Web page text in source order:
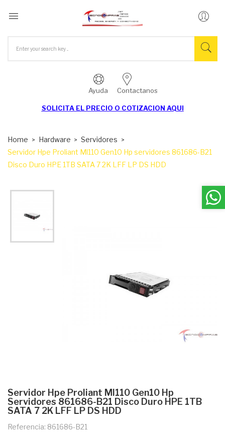

Ayuda Contactanos
SOLICITA EL PRECIO O COTIZACION AQUI
Home Hardware
Servidores
Servidor Hpe Proliant Ml110 Gen10 Hp servidores 861686-B21
Disco Duro HPE 1TB SATA 7 2K LFF LP DS HDD
Servidor Hpe Proliant Ml110 Gen10 Hp
Servidores 861686-B21 Disco Duro HPE 1TB
SATA 7 2K LFF LP DS HDD
Referencia: 861686-B21